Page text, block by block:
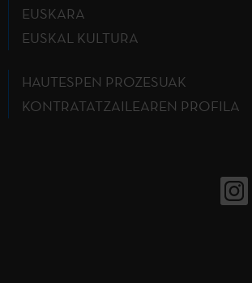
EUSKARA
EUSKAL KULTURA
HAUTESPEN PROZESUAK
KONTRATATZAILEAREN PROFILA